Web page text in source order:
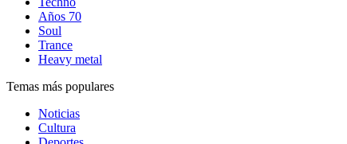
Años 70
Soul
Trance
Heavy metal
Temas más populares
Noticias
Cultura